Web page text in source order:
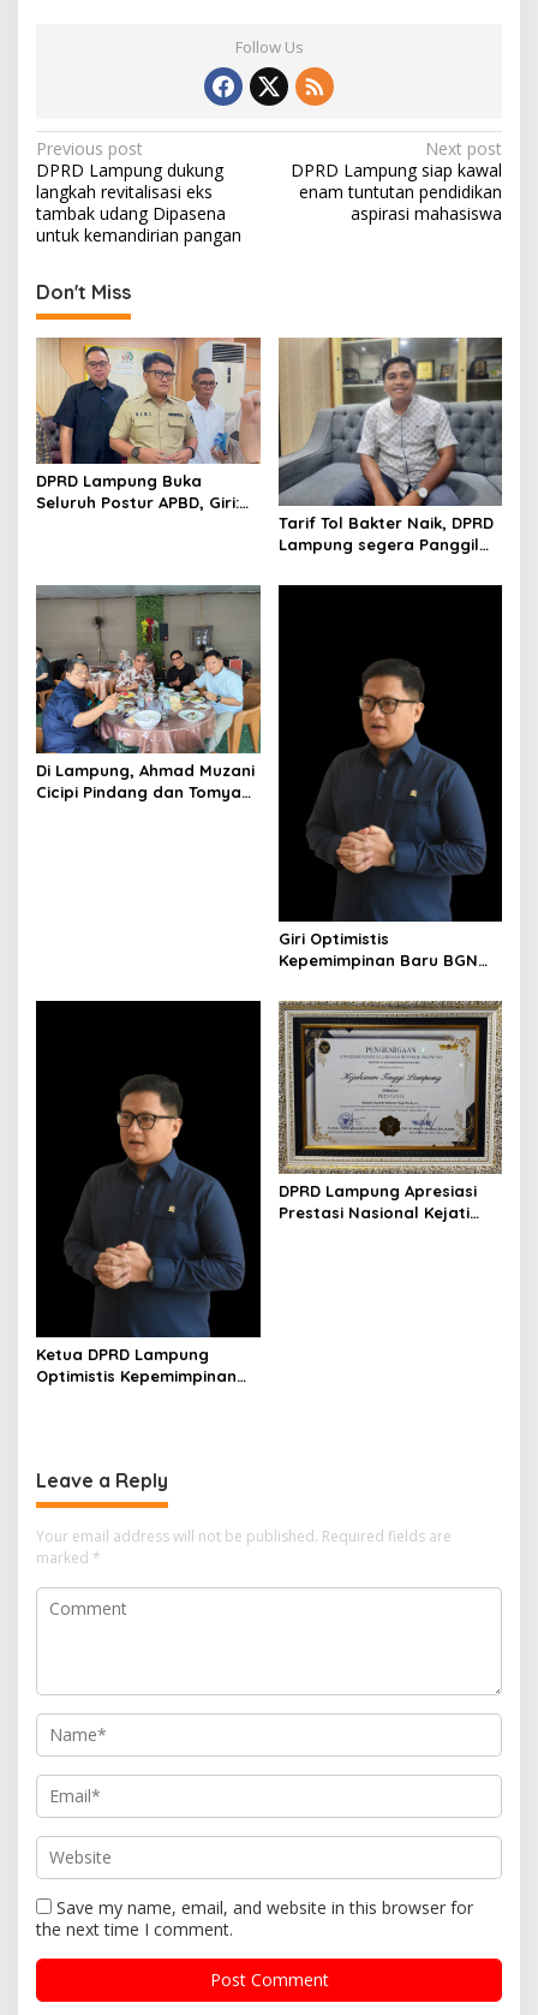
Follow Us
P
o
s
n
a
v
i
g
a
t
n
Previous post
DPRD Lampung dukung
langkah revitalisasi eks
tambak udang Dipasena
untuk kemandirian pangan
Next post
DPRD Lampung siap kawal
enam tuntutan pendidikan
aspirasi mahasiswa
Don't Miss
DPRD Lampung Buka
Seluruh Postur APBD, Giri:
Tarif Tol Bakter Naik, DPRD
Lampung segera Panggil
Di Lampung, Ahmad Muzani
Cicipi Pindang dan Tomyam
Giri Optimistis
Kepemimpinan Baru BGN
Nasional
Ketua DPRD Lampung
Optimistis Kepemimpinan
DPRD Lampung Apresiasi
Prestasi Nasional Kejati
Leave a Reply
Your email address will not be published. Required fields are
marked *
Save my name, email, and website in this browser for
the next time I comment.